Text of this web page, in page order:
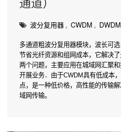
波分复用器 , CWDM , DWDM
多通道粗波分复用器模块，波长可
节省光纤资源和组网成本，它解决
两个问题，主要应用在城域网汇聚
开展业务．由于CWDM具有低成本
点，是一种低价格，高性能的传输
域网传输。